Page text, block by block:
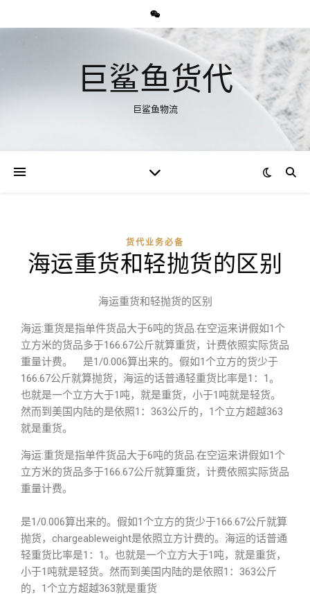
巨鲨鱼货代
巨鲨鱼物流
货代业务必备
海运重货和轻抛货的区别
海运重货和轻抛货的区别
海运:重货是指单件货品大于6吨的货品.在空运来讲假如1个
立方米的货品多于166.67公斤就算重货，计费依照实际货品
重量计费。 是1/0.006算出来的。假如1个立方的货少于
166.67公斤就算抛货，海运的话普通轻重货比率是1：1。
也就是一个立方大于1吨，就是重货，小于1吨就是轻货。
然而到美国内陆的是依照1：363公斤的，1个立方超越363
就是重货。
海运:重货是指单件货品大于6吨的货品.在空运来讲假如1个
立方米的货品多于166.67公斤就算重货，计费依照实际货品
重量计费。
是1/0.006算出来的。假如1个立方的货少于166.67公斤就算
抛货，chargeableweight是依照立方计费的。海运的话普通
轻重货比率是1：1。也就是一个立方大于1吨，就是重货，
小于1吨就是轻货。然而到美国内陆的是依照1：363公斤
的，1个立方超越363就是重货